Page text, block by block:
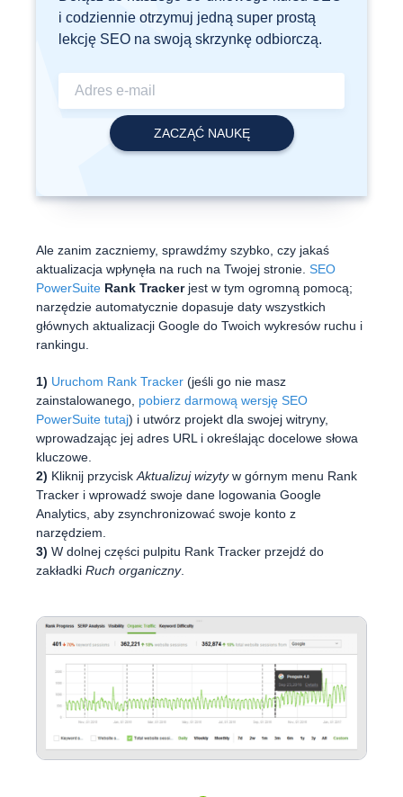
i codziennie otrzymuj jedną super prostą
lekcję SEO na swoją skrzynkę odbiorczą.
Ale zanim zaczniemy, sprawdźmy szybko, czy jakaś
aktualizacja wpłynęła na ruch na Twojej stronie. SEO
PowerSuite Rank Trackerjest w tym ogromną pomocą;
narzędzie automatycznie dopasuje daty wszystkich
głównych aktualizacji Google do Twoich wykresów ruchu i
rankingu.
1) Uruchom Rank Tracker (jeśli go nie masz
zainstalowanego, pobierz darmową wersję SEO
PowerSuite tutaj) i utwórz projekt dla swojej witryny,
wprowadzając jej adres URL i określając docelowe słowa
kluczowe.
2) Kliknij przycisk Aktualizuj wizytyw górnym menu Rank
Tracker i wprowadź swoje dane logowania Google
Analytics, aby zsynchronizować swoje konto z
narzędziem.
3) W dolnej części pulpitu Rank Tracker przejdź do
zakładki Ruch organiczny.